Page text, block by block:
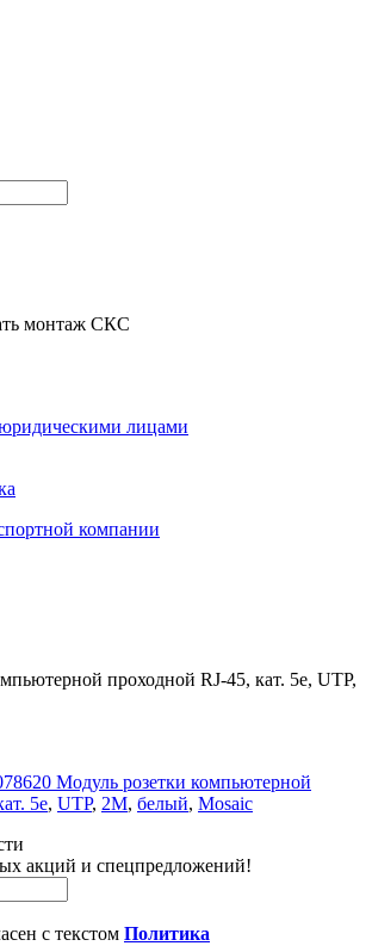
монтаж СКС
юридическими лицами
компании
проходной RJ-45, кат. 5e, UTP,
Модуль розетки компьютерной
5e, UTP, 2М, белый, Mosaic
акций и спецпредложений!
с текстом Политика